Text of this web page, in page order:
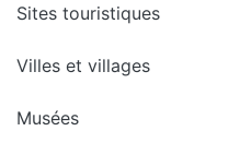
Sites touristiques
Villes et villages
Musées